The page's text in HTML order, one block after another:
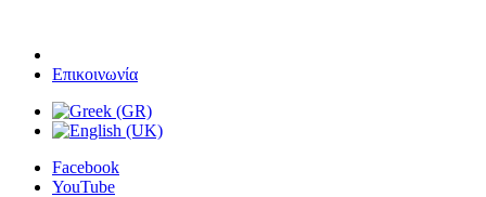
Επικοινωνία
Facebook
YouTube